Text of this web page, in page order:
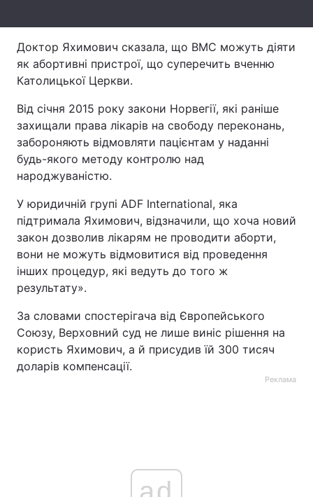
Контакти
Послуги
Тема оформлення
Доктор Яхимович сказала, що ВМС можуть діяти
як абортивні пристрої, що суперечить вченню
Католицької Церкви.
Від січня 2015 року закони Норвегії, які раніше
захищали права лікарів на свободу переконань,
забороняють відмовляти пацієнтам у наданні
будь-якого методу контролю над
народжуваністю.
У юридичній групі ADF International, яка
підтримала Яхимович, відзначили, що хоча новий
закон дозволив лікарям не проводити аборти,
вони не можуть відмовитися від проведення
інших процедур, які ведуть до того ж
результату».
За словами спостерігача від Європейського
Союзу, Верховний суд не лише виніс рішення на
користь Яхимович, а й присудив їй 300 тисяч
доларів компенсації.
Реклама